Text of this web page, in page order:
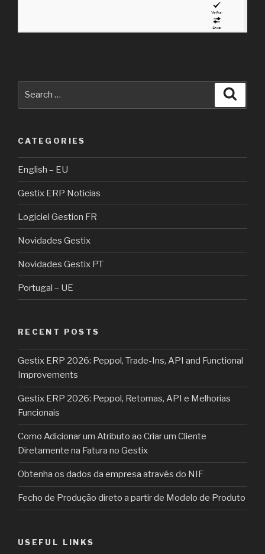
CATEGORIES
English – EU
Gestix ERP Noticias
Logiciel Gestion FR
Novidades Gestix
Novidades Gestix PT
Portugal – UE
RECENT POSTS
Gestix ERP 2026: Peppol, Trade-Ins, API and Functional
Improvements
Gestix ERP 2026: Peppol, Retomas, API e Melhorias
Funcionais
Como Adicionar um Atributo ao Criar um Cliente
Diretamente na Fatura no Gestix
Obtenha os dados da empresa através do NIF
Fecho de Produção direto a partir de Modelo de Produto
USEFUL LINKS